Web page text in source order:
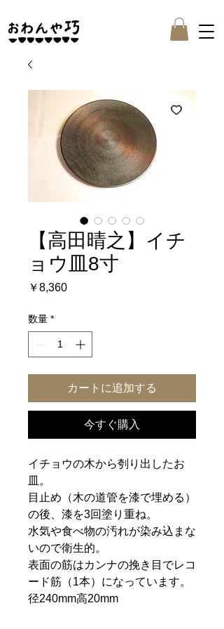
【高田晴之】イチ
ョウ皿8寸
￥8,360価
数量 *
カートに追加する
今すぐ購入
イチョウの木から刳り出したお
皿。
目止め（木の道管を漆で埋める）
の後、漆を3回塗り重ね。
水気や食べ物の汚れが染み込まな
いので衛生的。
表面の筋はカンナの挽き目でレコ
ード筋（1本）になっています。
径240mm高20mm